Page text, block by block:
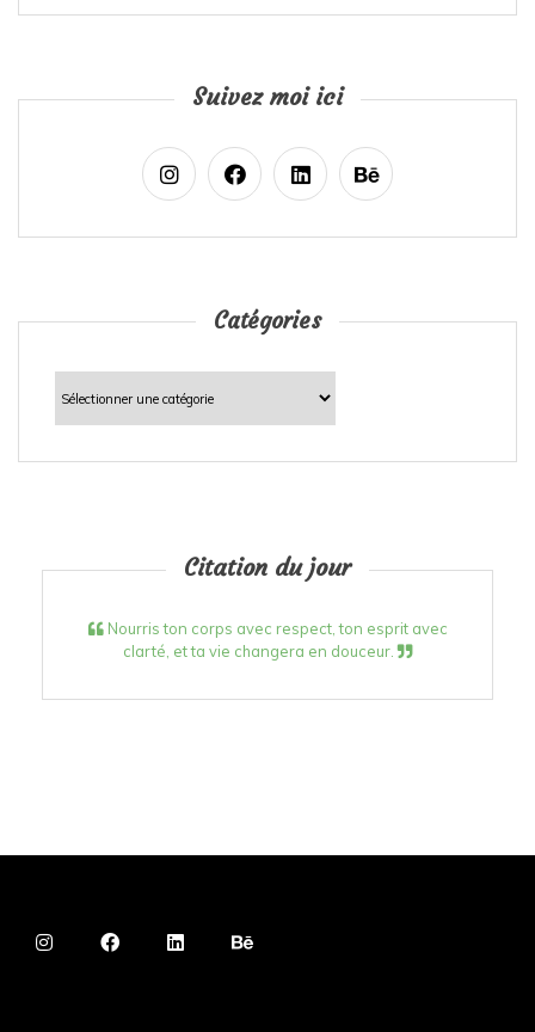
Suivez moi ici
Catégories
Catégories
Citation du jour
Nourris ton corps avec respect, ton esprit avec
clarté, et ta vie changera en douceur.